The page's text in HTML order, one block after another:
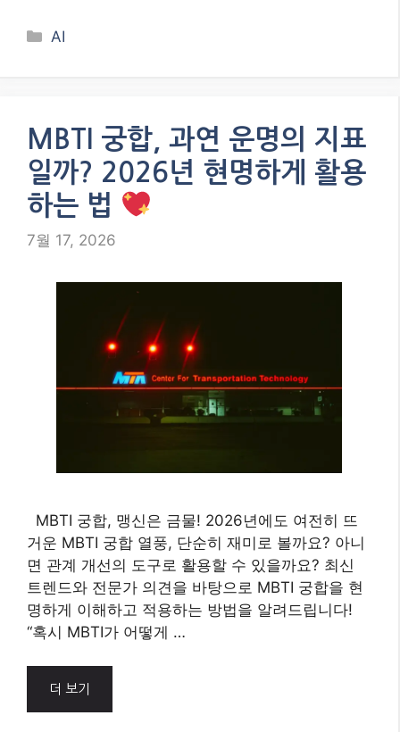
2026년 최신 트렌드와 함께 알아보세요. 당신의 관
계를 더욱 깊고 풍요롭게 만들 지혜를 얻어가세요!
…
MBTI 궁합, 과연 운명의 지표
일까? 2026년 현명하게 활용